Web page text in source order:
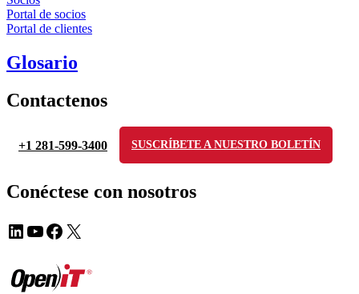
Portal de socios
Portal de clientes
Glosario
Contactenos
+1 281-599-3400 SUSCRÍBETE A NUESTRO BOLETÍN
Conéctese con nosotros